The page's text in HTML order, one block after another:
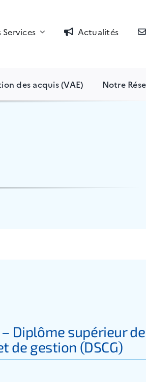
Services Actualités
des acquis (VAE) Notre
Diplôme supérieur de
de gestion (DSCG)